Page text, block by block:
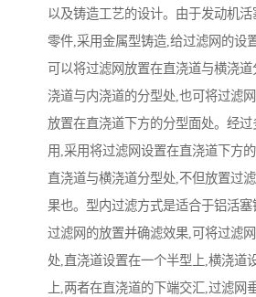
以及铸造工艺的设计。由于发动机
零件,采用金属型铸造,给过滤网的设
可以将过滤网放置在直浇道与横浇
浇道与内浇道的分型处,也可将过滤
放置在直浇道下方的分型面处。经
用,采用将过滤网设置在直浇道下方
直浇道与横浇道分型处,不但放置过
果也。型内过滤方式是适合于铝活
过滤网的放置并确滤效果,可将过滤
处,直浇道设置在一个半型上,横浇道
上,两者在直浇道的下端交汇,过滤网